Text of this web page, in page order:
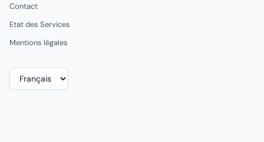
Contact
Etat des Services
Mentions légales
Choisir
une